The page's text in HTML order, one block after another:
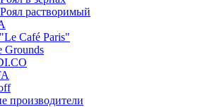
Роял растворимый
Café Paris"
Grounds
производители